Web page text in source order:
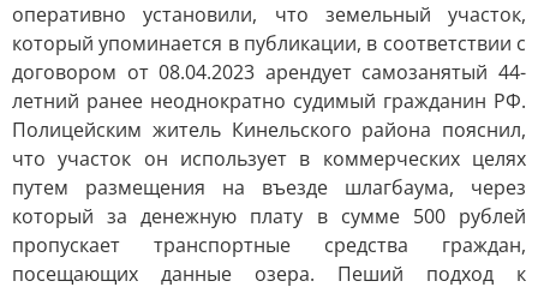
оперативно установили, что земельный участок,
который упоминается в публикации, в соответствии с
договором от 08.04.2023 арендует самозанятый 44-
летний ранее неоднократно судимый гражданин РФ.
Полицейским житель Кинельского района пояснил,
что участок он использует в коммерческих целях
путем размещения на въезде шлагбаума, через
который за денежную плату в сумме 500 рублей
пропускает транспортные средства граждан,
посещающих данные озера. Пеший подход к